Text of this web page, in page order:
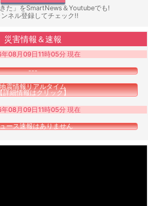
た」をSmartNews＆Youtubeでも!
ネル登録してチェック!!
災害情報＆速報
08月09日11時05分 現在
---
地震情報リアルタイム
詳細情報はクリック】
08月09日11時05分 現在
ース速報はありません